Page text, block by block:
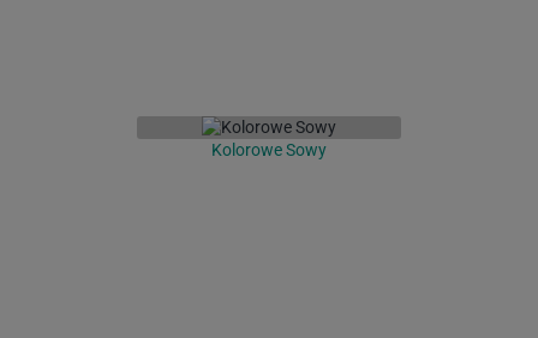
Kolorowe Sowy